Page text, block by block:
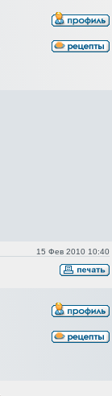
15 Фев 2010 10:40